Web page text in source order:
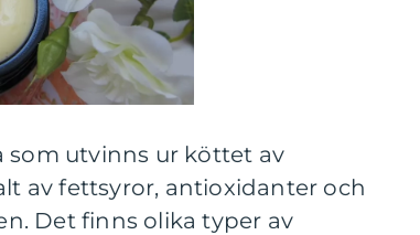
som utvinns ur köttet av
av fettsyror, antioxidanter och
Det finns olika typer av